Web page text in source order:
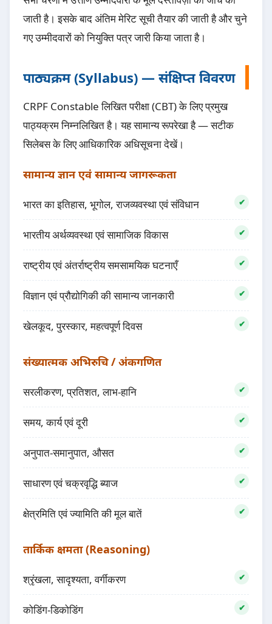
जाती है। इसके बाद अंतिम मेरिट सूची तैयार की जाती है और चुने
गए उम्मीदवारों को नियुक्ति पत्र जारी किया जाता है।
पाठ्यक्रम (Syllabus) — संक्षिप्त विवरण
CRPF Constable लिखित परीक्षा (CBT) के लिए प्रमुख
पाठ्यक्रम निम्नलिखित है। यह सामान्य रूपरेखा है — सटीक
सिलेबस के लिए आधिकारिक अधिसूचना देखें।
सामान्य ज्ञान एवं सामान्य जागरूकता
भारत का इतिहास, भूगोल, राजव्यवस्था एवं संविधान
भारतीय अर्थव्यवस्था एवं सामाजिक विकास
राष्ट्रीय एवं अंतर्राष्ट्रीय समसामयिक घटनाएँ
विज्ञान एवं प्रौद्योगिकी की सामान्य जानकारी
खेलकूद, पुरस्कार, महत्वपूर्ण दिवस
संख्यात्मक अभिरुचि / अंकगणित
सरलीकरण, प्रतिशत, लाभ-हानि
समय, कार्य एवं दूरी
अनुपात-समानुपात, औसत
साधारण एवं चक्रवृद्धि ब्याज
क्षेत्रमिति एवं ज्यामिति की मूल बातें
तार्किक क्षमता (Reasoning)
श्रृंखला, सादृश्यता, वर्गीकरण
कोडिंग-डिकोडिंग